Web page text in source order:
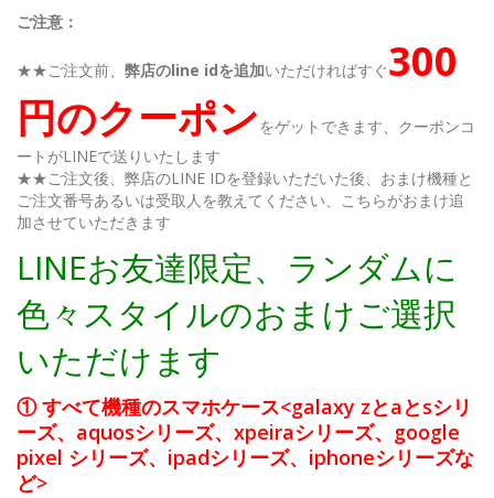
ご注意：
★★ご注文前、 弊店のline idを追加いただければすぐ300
円のクーポンをゲットできます、クーポンコ
ートがLINEで送りいたします
★★ご注文後、弊店のLINE IDを登録いただいた後、おまけ機種と
ご注文番号あるいは受取人を教えてください、こちらがおまけ追
加させていただきます
LINEお友達限定、ランダムに
色々スタイルのおまけご選択
いただけます
① すべて機種のスマホケース<galaxy zとaとsシリ
ーズ、aquosシリーズ、xpeiraシリーズ、google
pixel シリーズ、ipadシリーズ、iphoneシリーズな
ど>